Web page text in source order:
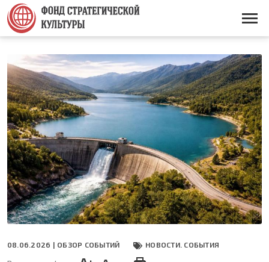
Перейти
основному
содержанию
Основная
08.06.2026 | ОБЗОР СОБЫТИЙ НОВОСТИ. СОБЫТИЯ